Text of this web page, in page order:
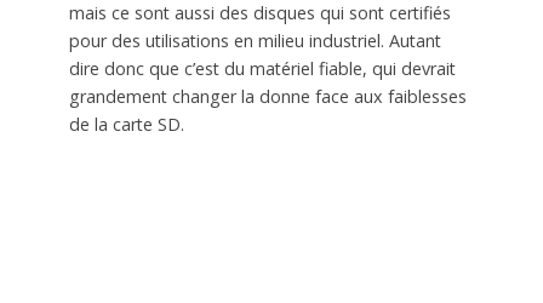
mais ce sont aussi des disques qui sont certifiés
pour des utilisations en milieu industriel. Autant
dire donc que c’est du matériel fiable, qui devrait
grandement changer la donne face aux faiblesses
de la carte SD.